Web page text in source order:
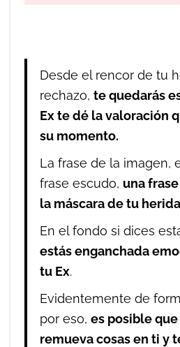
Desde el rencor de tu
rechazo, te quedarás
Ex te dé la valoración
su momento.
La frase de la imagen,
frase escudo, una
la máscara de tu
En el fondo si dices
estás enganchada
tu Ex.
Evidentemente de
por eso, es posible
remueva cosas en ti y